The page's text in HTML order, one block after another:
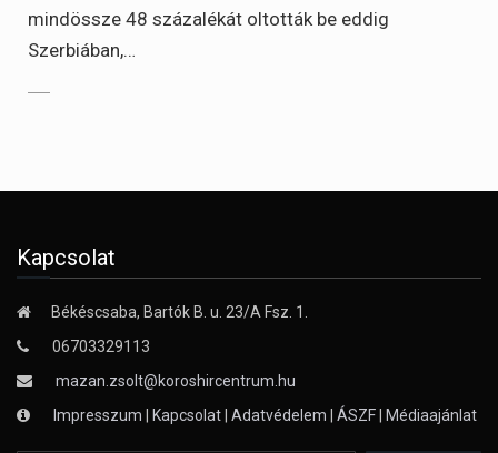
mindössze 48 százalékát oltották be eddig
Szerbiában,…
Kapcsolat
Békéscsaba, Bartók B. u. 23/A Fsz. 1.
06703329113
mazan.zsolt@koroshircentrum.hu
Impresszum
Kapcsolat Adatvédelem ÁSZF Médiaajánlat